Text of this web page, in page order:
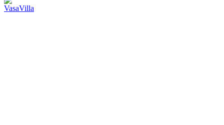
VasaVilla